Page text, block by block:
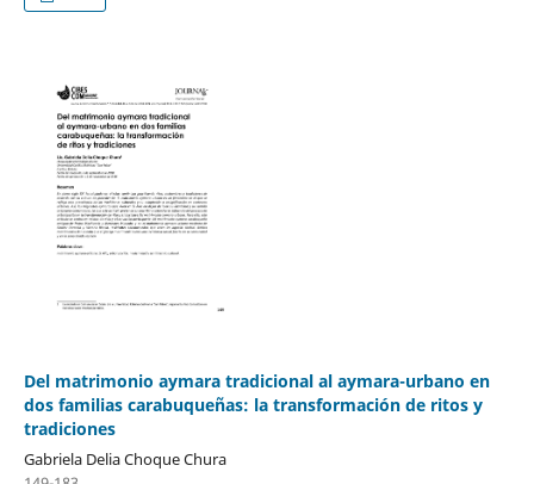
Del matrimonio aymara tradicional al aymara-urbano en
dos familias carabuqueñas: la transformación de ritos y
tradiciones
Gabriela Delia Choque Chura